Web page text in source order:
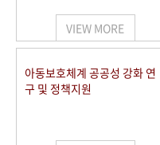
VIEW MORE
아동보호체계 공공성 강화 연
구 및 정책지원